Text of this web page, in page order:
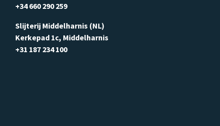
+34 660 290 259
Slijterij Middelharnis (NL)
Kerkepad 1c, Middelharnis
+31 187 234 100